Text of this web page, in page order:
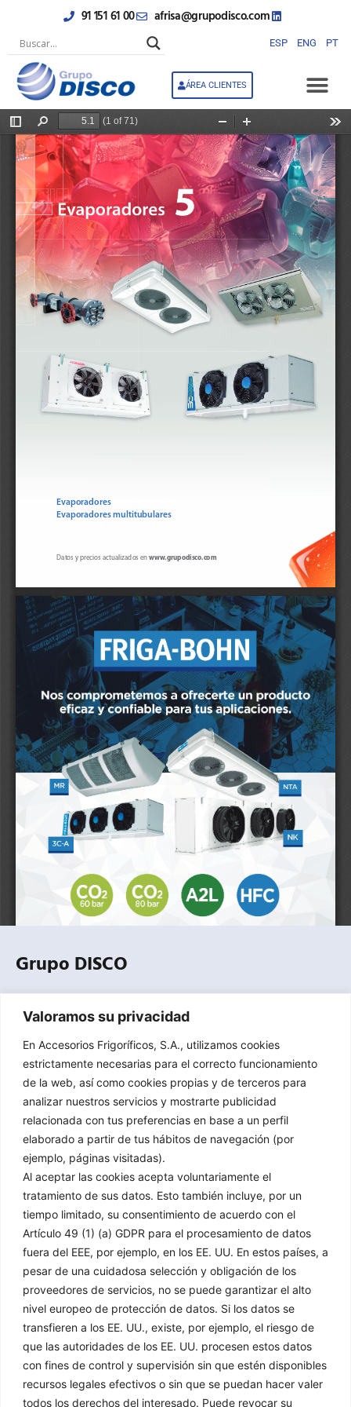
Valoramos su privacidad
En Accesorios Frigoríficos, S.A., utilizamos cookies
estrictamente necesarias para el correcto funcionamiento
de la web, así como cookies propias y de terceros para
analizar nuestros servicios y mostrarte publicidad
relacionada con tus preferencias en base a un perfil
elaborado a partir de tus hábitos de navegación (por
ejemplo, páginas visitadas).
Al aceptar las cookies acepta voluntariamente el
tratamiento de sus datos. Esto también incluye, por un
tiempo limitado, su consentimiento de acuerdo con el
Artículo 49 (1) (a) GDPR para el procesamiento de datos
fuera del EEE, por ejemplo, en los EE. UU. En estos países, a
pesar de una cuidadosa selección y obligación de los
proveedores de servicios, no se puede garantizar el alto
nivel europeo de protección de datos. Si los datos se
transfieren a los EE. UU., existe, por ejemplo, el riesgo de
que las autoridades de los EE. UU. procesen estos datos
con fines de control y supervisión sin que estén disponibles
recursos legales efectivos o sin que se puedan hacer valer
todos los derechos del interesado. Puede revocar su
contenido
91 151 61 00 afrisa@grupodisco.com
ESP ENG PT
ÁREA CLIENTES
Grupo DISCO
equipos, componentes, herramientas y accesorios para
refrigeración comercial, industrial y climatización.
Contacto
C/ Mejorada 4 / Pol. ind. Sector 8, 28850, Torrejón de Ardoz,
Madrid​
91 151 61 00
afrisa@grupodisco.com
Información
Inicio
Empresa
Productos
Soluciones
Noticias
Delegaciones
Legal
Aviso Legal
Política de Privacidad
Política de Cookies
Condiciones Generales
de Venta
Canal Denuncias